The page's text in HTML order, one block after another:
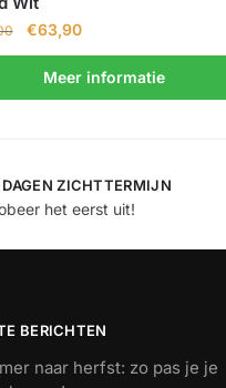
€63,90
Meer informatie
DAGEN ZICHTTERMIJN
het eerst uit!
BERICHTEN
naar herfst: zo pas je je